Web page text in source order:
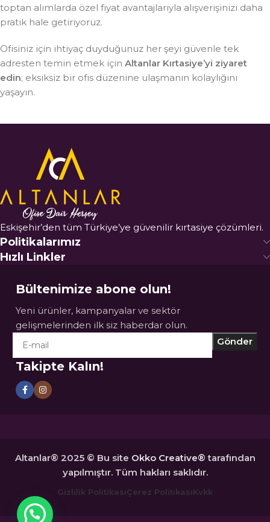
toptan alımlarda özel fiyat avantajlarıyla alışverişinizi daha
pratik hale getiriyoruz.
Ofisiniz için ihtiyaç duyduğunuz her şeyi güvenle tek
adresten temin etmek için Altanlar Kırtasiye’yi ziyaret
edin; eksiksiz bir ofis düzenine ulaşmanın kolaylığını
yaşayın.
Eskişehir’den tüm Türkiye’ye güvenilir kırtasiye çözümleri.
Politikalarımız
Hızlı Linkler
Bültenimize abone olun!
Yeni ürünler, kampanyalar ve sektör
gelişmelerinden ilk siz haberdar olun.
Takipte Kalın!
Altanlar® 2025 © Bu site Okko Creative® tarafından
yapılmıştır. Tüm hakları saklıdır.
Gizlilik PolitikasıÇerez PolitikasıKvkk